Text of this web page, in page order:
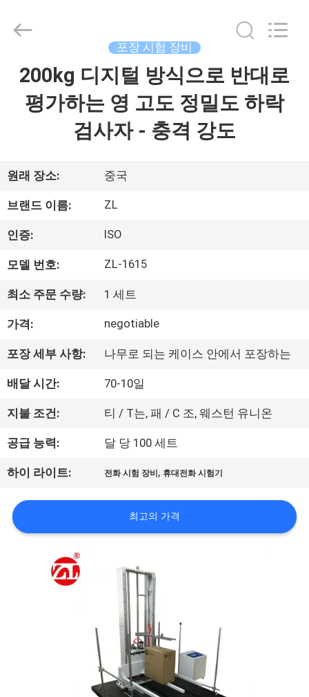
동
영
상
우
리
에
대
하
여
장
Dongguan
Zhongli
Reserved.
포장 시험 장비
200kg 디지털 방식으로 반대로
평가하는 영 고도 정밀도 하락
검사자 - 충격 강도
원래 장소: 중국
브랜드 이름: ZL
인증: ISO
모델 번호: ZL-1615
최소 주문 수량: 1 세트
가격: negotiable
포장 세부 사항: 나무로 되는 케이스 안에서 포장하는
배달 시간: 70-10일
지불 조건: 티 / T는, 패 / C 조, 웨스턴 유니온
공급 능력: 달 당 100 세트
하이 라이트: 전화 시험 장비 , 휴대전화 시험기
최고의 가격